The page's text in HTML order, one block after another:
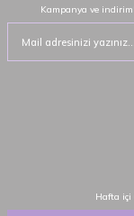
Kampanya ve
Hafta içi